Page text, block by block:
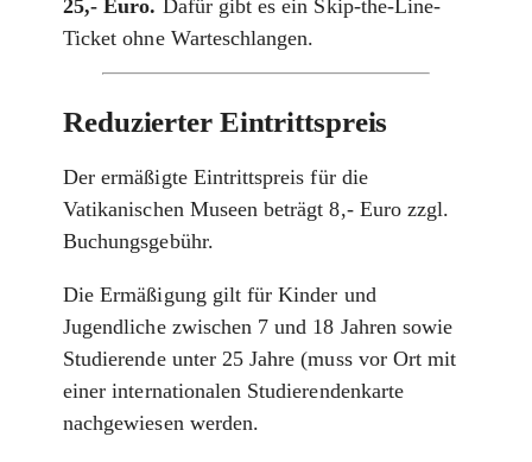
25,- Euro. Dafür gibt es ein Skip-the-Line-
Ticket ohne Warteschlangen.
Reduzierter Eintrittspreis
Der ermäßigte Eintrittspreis für die
Vatikanischen Museen beträgt 8,- Euro zzgl.
Buchungsgebühr.
Die Ermäßigung gilt für Kinder und
Jugendliche zwischen 7 und 18 Jahren sowie
Studierende unter 25 Jahre (muss vor Ort mit
einer internationalen Studierendenkarte
nachgewiesen werden.